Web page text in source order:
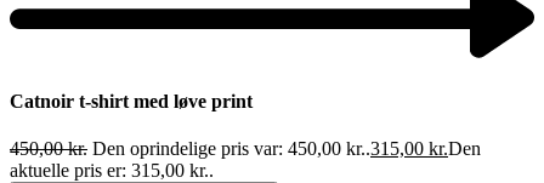
Catnoir t-shirt med løve print
450,00kr. Den oprindelige pris var: 450,00 kr..315,00 kr.Den
aktuelle pris er: 315,00 kr..